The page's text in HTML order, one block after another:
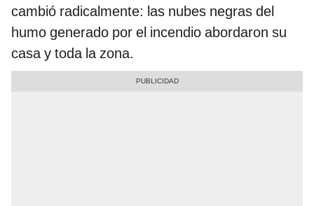
cambió radicalmente: las nubes negras del
humo generado por el incendio abordaron su
casa y toda la zona.